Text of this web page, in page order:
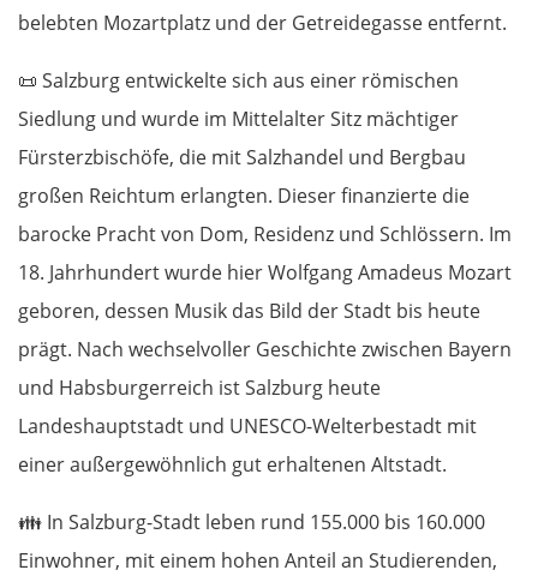
belebten Mozartplatz und der Getreidegasse entfernt.
📜 Salzburg entwickelte sich aus einer römischen
Siedlung und wurde im Mittelalter Sitz mächtiger
Fürsterzbischöfe, die mit Salzhandel und Bergbau
großen Reichtum erlangten. Dieser finanzierte die
barocke Pracht von Dom, Residenz und Schlössern. Im
18. Jahrhundert wurde hier Wolfgang Amadeus Mozart
geboren, dessen Musik das Bild der Stadt bis heute
prägt. Nach wechselvoller Geschichte zwischen Bayern
und Habsburgerreich ist Salzburg heute
Landeshauptstadt und UNESCO-Welterbestadt mit
einer außergewöhnlich gut erhaltenen Altstadt.
👪 In Salzburg-Stadt leben rund 155.000 bis 160.000
Einwohner, mit einem hohen Anteil an Studierenden,